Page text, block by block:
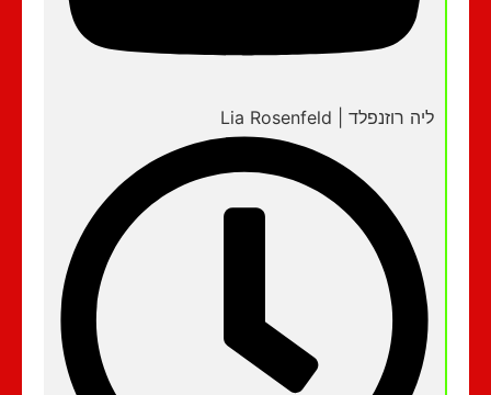
ליה רוזנפלד | Lia Rosenfeld